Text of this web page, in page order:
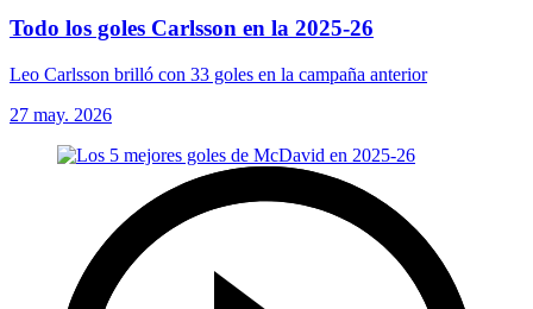
Todo los goles Carlsson en la 2025-26
Leo Carlsson brilló con 33 goles en la campaña anterior
27 may. 2026